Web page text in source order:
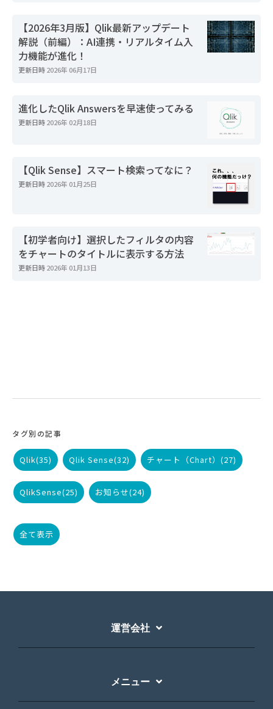
【2026年3月版】Qlik最新アップデート
解説（前編）：AI連携・リアルタイム入
力機能が進化！
更新日時2026年 06月17日
進化したQlik Answersを早速使ってみる
更新日時2026年 02月18日
【Qlik Sense】スマート検索ってなに？
更新日時2026年 01月25日
【初学者向け】選択したフィルタの内容
をチャートのタイトルに表示する方法
更新日時2026年 01月13日
タグ別の記事
Qlik(35) Qlik Sense(32) チャート（Chart） (27)
QlikSense(25) お知らせ(24)
全て表示
運営会社
メニュー